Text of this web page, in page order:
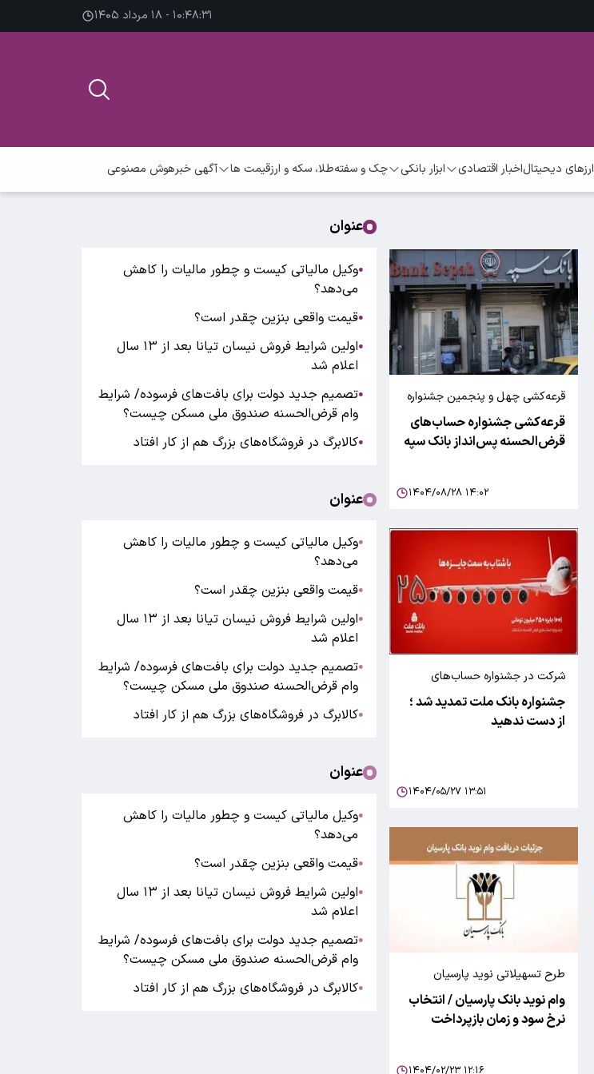
۱۰:۴۸:۳۱ - ۱۸ مرداد ۱۴۰۵
ارزهای دیحیتالاخبار اقتصادی ابزار بانکی چک و سفتهطلا، سکه و ارزقیمت ها آگهی خبرهوش مصنوعی
قرعه‌کشی چهل و پنجمین جشنواره
حساب‌های قرض‌الحسنه پس‌انداز
بانک سپه
قرعه‌کشی جشنواره حساب‌های
قرض‌الحسنه پس‌انداز بانک سپه
۱۴۰۴/۰۸/۲۸ ۱۴:۰۲
شرکت در جشنواره حساب‌های
قرض‌الحسنه بانک ملت
جشنواره بانک ملت تمدید شد ؛
از دست ندهید
۱۴۰۴/۰۵/۲۷ ۱۳:۵۱
طرح تسهیلاتی نوید پارسیان
وام نوید بانک پارسیان / انتخاب
نرخ سود و زمان بازپرداخت
۱۴۰۴/۰۲/۲۳ ۱۲:۱۶
عنوان
●وکیل مالیاتی کیست و چطور مالیات را کاهش
می‌دهد؟
●قیمت واقعی بنزین چقدر است؟
●
اولین شرایط فروش نیسان تیانا بعد از ۱۳ سال
اعلام شد
●تصمیم جدید دولت برای بافت‌های فرسوده/ شرایط
وام قرض‌الحسنه صندوق ملی مسکن چیست؟
●کالابرگ در فروشگاه‌های بزرگ هم از کار افتاد
عنوان
●وکیل مالیاتی کیست و چطور مالیات را کاهش
می‌دهد؟
●قیمت واقعی بنزین چقدر است؟
●
اولین شرایط فروش نیسان تیانا بعد از ۱۳ سال
اعلام شد
●تصمیم جدید دولت برای بافت‌های فرسوده/ شرایط
وام قرض‌الحسنه صندوق ملی مسکن چیست؟
●کالابرگ در فروشگاه‌های بزرگ هم از کار افتاد
عنوان
●وکیل مالیاتی کیست و چطور مالیات را کاهش
می‌دهد؟
●قیمت واقعی بنزین چقدر است؟
●
اولین شرایط فروش نیسان تیانا بعد از ۱۳ سال
اعلام شد
●تصمیم جدید دولت برای بافت‌های فرسوده/ شرایط
وام قرض‌الحسنه صندوق ملی مسکن چیست؟
●کالابرگ در فروشگاه‌های بزرگ هم از کار افتاد